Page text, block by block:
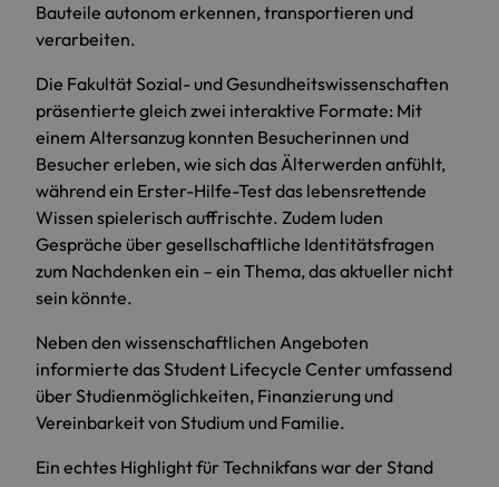
Bauteile autonom erkennen, transportieren und
verarbeiten.
Die Fakultät Sozial- und Gesundheitswissenschaften
präsentierte gleich zwei interaktive Formate: Mit
einem Altersanzug konnten Besucherinnen und
Besucher erleben, wie sich das Älterwerden anfühlt,
während ein Erster-Hilfe-Test das lebensrettende
Wissen spielerisch auffrischte. Zudem luden
Gespräche über gesellschaftliche Identitätsfragen
zum Nachdenken ein – ein Thema, das aktueller nicht
sein könnte.
Neben den wissenschaftlichen Angeboten
informierte das Student Lifecycle Center umfassend
über Studienmöglichkeiten, Finanzierung und
Vereinbarkeit von Studium und Familie.
Ein echtes Highlight für Technikfans war der Stand